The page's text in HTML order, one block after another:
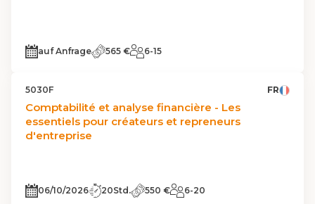
auf Anfrage 565 € 6-15
5030F FR
Comptabilité et analyse financière - Les
essentiels pour créateurs et repreneurs
d'entreprise
06/10/2026 20Std. 550 € 6-20